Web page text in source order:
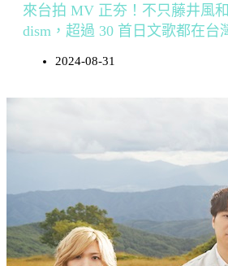
來台拍 MV 正夯！不只藤井風
dism，超過 30 首日文歌都在台
2024-08-31